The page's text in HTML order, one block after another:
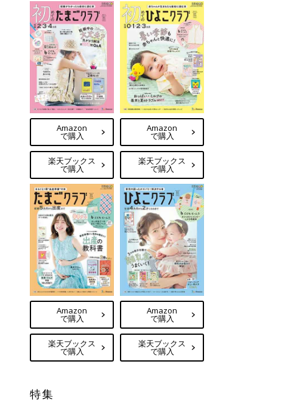
Amazon
で購入
楽天ブックス
で購入
Amazon
で購入
楽天ブックス
で購入
Amazon
で購入
楽天ブックス
で購入
Amazon
で購入
楽天ブックス
で購入
特集